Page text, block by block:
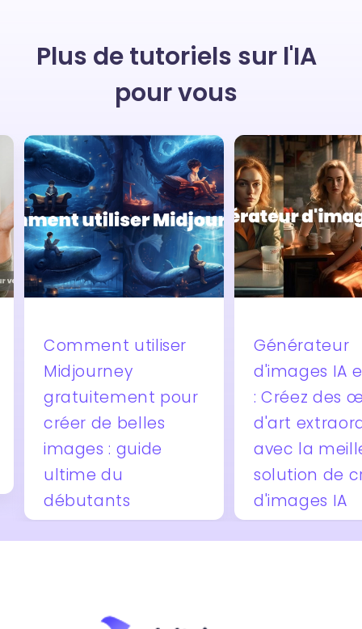
Plus de tutoriels sur l'IA
pour vous
Générateur
d'images IA en ligne
: Créez des œuvres
d'art extraordinaires
avec la meilleure
solution de création
d'images IA
Transcrire
vidéos en
avec l'IA :
pour
contenus